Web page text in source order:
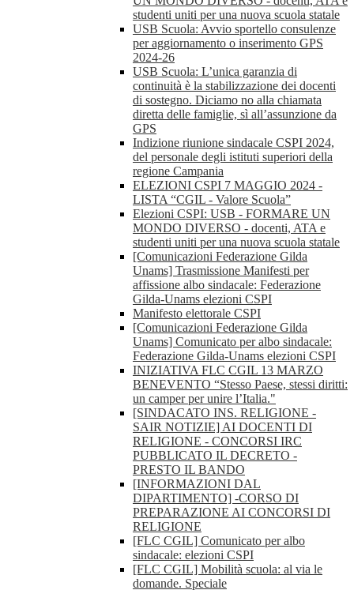
studenti uniti per una nuova scuola statale
USB Scuola: Avvio sportello consulenze
per aggiornamento o inserimento GPS
2024-26
USB Scuola: L’unica garanzia di
continuità è la stabilizzazione dei docenti
di sostegno. Diciamo no alla chiamata
diretta delle famiglie, sì all’assunzione da
GPS
Indizione riunione sindacale CSPI 2024,
del personale degli istituti superiori della
regione Campania
ELEZIONI CSPI 7 MAGGIO 2024 -
LISTA “CGIL - Valore Scuola”
Elezioni CSPI: USB - FORMARE UN
MONDO DIVERSO - docenti, ATA e
studenti uniti per una nuova scuola statale
[Comunicazioni Federazione Gilda
Unams] Trasmissione Manifesti per
affissione albo sindacale: Federazione
Gilda-Unams elezioni CSPI
Manifesto elettorale CSPI
[Comunicazioni Federazione Gilda
Unams] Comunicato per albo sindacale:
Federazione Gilda-Unams elezioni CSPI
INIZIATIVA FLC CGIL 13 MARZO
BENEVENTO “Stesso Paese, stessi diritti:
un camper per unire l’Italia."
[SINDACATO INS. RELIGIONE -
SAIR NOTIZIE] AI DOCENTI DI
RELIGIONE - CONCORSI IRC
PUBBLICATO IL DECRETO -
PRESTO IL BANDO
[INFORMAZIONI DAL
DIPARTIMENTO] -CORSO DI
PREPARAZIONE AI CONCORSI DI
RELIGIONE
[FLC CGIL] Comunicato per albo
sindacale: elezioni CSPI
[FLC CGIL] Mobilità scuola: al via le
domande. Speciale